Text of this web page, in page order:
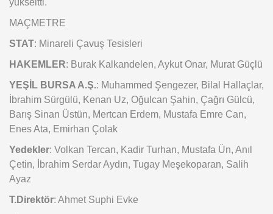
MAÇMETRE
STAT: Minareli Çavuş Tesisleri
HAKEMLER: Burak Kalkandelen, Aykut Onar, Murat Güçlü
YEŞİL BURSA A.Ş.: Muhammed Şengezer, Bilal Hallaçlar,
İbrahim Sürgülü, Kenan Uz, Oğulcan Şahin, Çağrı Gülcü,
Barış Sinan Üstün, Mertcan Erdem, Mustafa Emre Can,
Enes Ata, Emirhan Çolak
Yedekler: Volkan Tercan, Kadir Turhan, Mustafa Ün, Anıl
Çetin, İbrahim Serdar Aydın, Tugay Meşekoparan, Salih
Ayaz
T.Direktör: Ahmet Suphi Evke